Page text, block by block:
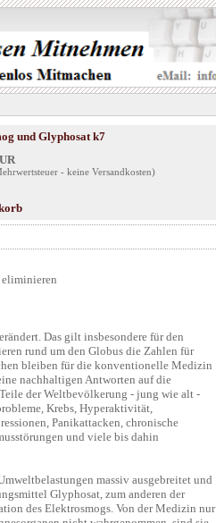
und Glyphosat k7
- keine Versandkosten)
Das gilt insbesondere für den
rund um den Globus die Zahlen für
bleiben für die konventionelle Medizin
nachhaltigen Antworten auf die
der Weltbevölkerung - jung wie alt -
Krebs, Hyperaktivität,
Panikattacken, chronische
und viele bis dahin
massiv ausgebreitet und
Glyphosat, zum anderen der
des Elektrosmogs. Von der Medizin nur